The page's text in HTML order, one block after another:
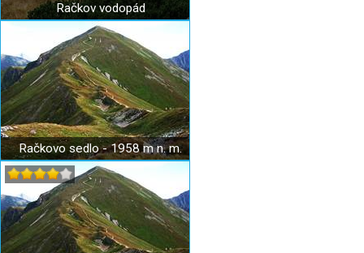
Račkov vodopád
Račkovo sedlo - 1958 m n. m.